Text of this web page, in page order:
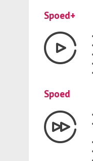
Spoed+
Spoed